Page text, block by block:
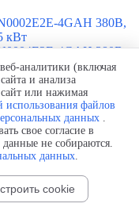
4GAH 380В,
кВт
4GAH 380В,
4GAH 380В,
4GAH 380В,
4GAH 380В,
4EH 380В, 11
4EH 380В, 15
аналитики (включая
и анализа
или нажимая
использования файлов
данных .
свое согласие в
не собираются.
данных.
cookie